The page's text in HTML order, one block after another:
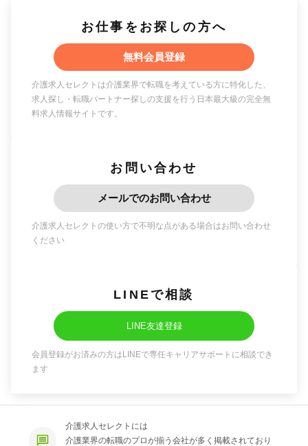
お仕事をお探しの方へ
無料会員登録
介護求人セレクトは介護業界で転職を考えている方に特化した、
求人探し・転職パートナー探しの支援を行う日本最大級の完全無
料求人情報サイトです。
お問い合わせ
メールでのお問い合わせ
介護求人セレクトの使い方で不明な点がある場合はお問い合わせ
ください
LINEで相談
LINE友達登録
会員登録がお済みの方はLINEで専任キャリアサポートに相談でき
ます
介護求人セレクトには
介護業界の転職のプロが揃う会社が多く掲載されており